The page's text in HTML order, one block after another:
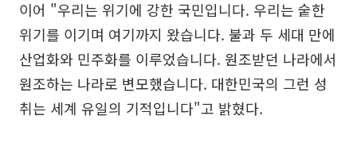
이어 "우리는 위기에 강한 국민입니다. 우리는 숱한
위기를 이기며 여기까지 왔습니다. 불과 두 세대 만에
산업화와 민주화를 이루었습니다. 원조받던 나라에서
원조하는 나라로 변모했습니다. 대한민국의 그런 성
취는 세계 유일의 기적입니다"고 밝혔다.